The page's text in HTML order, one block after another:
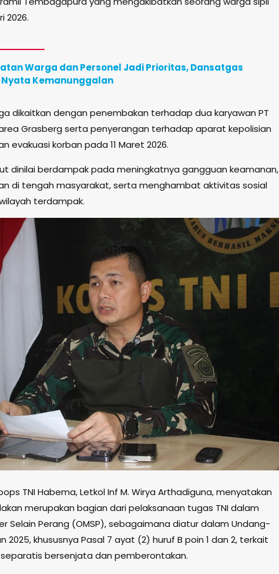
2026.
Warga dan Personel Jadi Prioritas, Dansatgas
Nyata Kemanunggalan
dikaitkan dengan penembakan terhadap dua karyawan PT
Grasberg serta penyerangan terhadap aparat kepolisian
evakuasi korban pada 11 Maret 2026.
dinilai berdampak pada meningkatnya gangguan keamanan,
di tengah masyarakat, serta menghambat aktivitas sosial
terdampak.
TNI Habema, Letkol Inf M. Wirya Arthadiguna, menyatakan
merupakan bagian dari pelaksanaan tugas TNI dalam
Selain Perang (OMSP), sebagaimana diatur dalam Undang-
2025, khususnya Pasal 7 ayat (2) huruf B poin 1 dan 2, terkait
bersenjata dan pemberontakan.